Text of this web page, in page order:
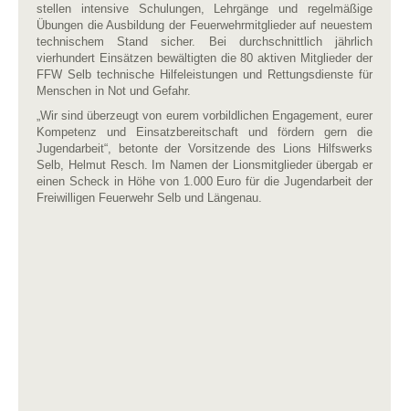
stellen intensive Schulungen, Lehrgänge und regelmäßige
Übungen die Ausbildung der Feuerwehrmitglieder auf neuestem
technischem Stand sicher. Bei durchschnittlich jährlich
vierhundert Einsätzen bewältigten die 80 aktiven Mitglieder der
FFW Selb technische Hilfeleistungen und Rettungsdienste für
Menschen in Not und Gefahr.
„Wir sind überzeugt von eurem vorbildlichen Engagement, eurer
Kompetenz und Einsatzbereitschaft und fördern gern die
Jugendarbeit“, betonte der Vorsitzende des Lions Hilfswerks
Selb, Helmut Resch. Im Namen der Lionsmitglieder übergab er
einen Scheck in Höhe von 1.000 Euro für die Jugendarbeit der
Freiwilligen Feuerwehr Selb und Längenau.